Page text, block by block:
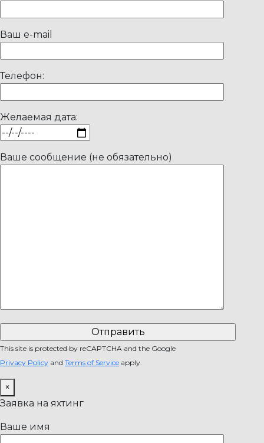
Ваш e-mail
Телефон:
Желаемая дата:
Ваше сообщение (не обязательно)
This site is protected by reCAPTCHA and the Google
Privacy Policy and Terms of Service apply.
×
Заявка на яхтинг
Ваше имя